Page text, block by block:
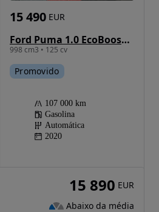
Ford Puma 1.0 EcoBoost ST-Line Aut.
998 cm3 • 125 cv
15 490 EUR
Promovido
107 000 km
Gasolina
Automática
2020
15 890 EUR
Abaixo da média